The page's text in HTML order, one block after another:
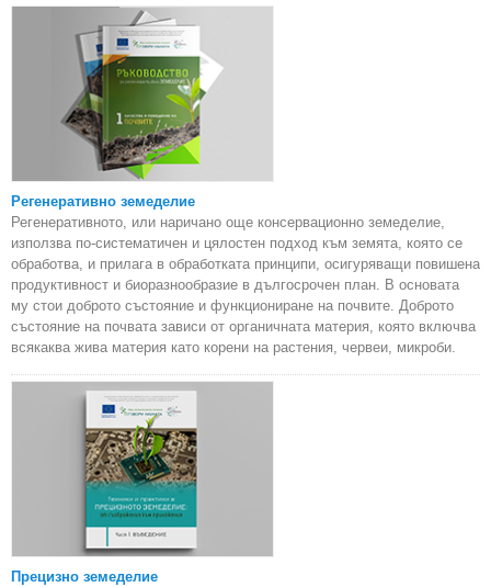
Регенеративно земеделие
Регенеративното, или наричано още консервационно земеделие,
използва по-систематичен и цялостен подход към земята, която се
обработва, и прилага в обработката принципи, осигуряващи повишена
продуктивност и биоразнообразие в дългосрочен план. В основата
му стои доброто състояние и функциониране на почвите. Доброто
състояние на почвата зависи от органичната материя, която включва
всякаква жива материя като корени на растения, червеи, микроби.
Прецизно земеделие